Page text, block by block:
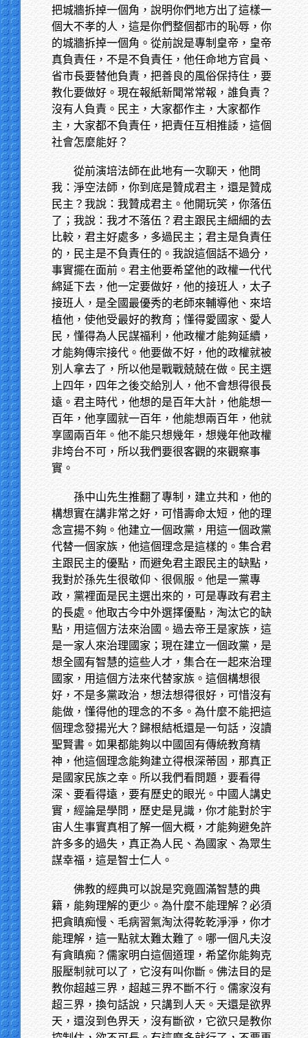
把城牆拆掉一個角，說明你們地方出了這樣一
個大不孝的人，這是你們整個都市的恥辱，你
的城牆拆掉一個角。從前說是專制皇帝，皇帝
真負責任，不是不負責任，他任命地方官員、
省市長要替他負責，把善良的風俗保持住，要
教化要做好。現在報紙新聞常常報，誰負責？
沒有人負責。民主，大家都作主，大家都作
主，大家都不負責任，把責任互相推諉，這個
社會怎麼能好？
從前演培法師在此地有一次聊天，他問
我：淨空法師，你到底是贊成君主，還是贊成
民主？我說：我贊成君主。他開玩笑，你落伍
了；我說：我才不落伍？君主跟民主細細的去
比較，君主好處多，多過民主；君主是負責任
的，民主是不負責任的。我說這個話不過分，
事實擺在面前。君主他要希望他的政權一代代
綿延下去，他一定要做好，他的接班人，太子
接班人，是全國最優秀的老師來輔導他、來培
植他，使他受最好的教育；懂得愛國家、愛人
民，懂得為人民謀福利，他政權才能夠延續，
才能夠傳宗接代。他要做不好，他的政權就被
別人拿去了，所以他是戰戰兢兢在做。民主選
上四年，四年之後交給別人，他不會想得很長
遠。君主時代，他想的是百年大計，他能想一
百年，他享國就一百年，他能想兩百年，他就
享國兩百年。他不能只想幾年，想幾年他政權
非垮台不可，所以我們要很客觀的來觀察事
實。
孫中山先生推翻了專制，建立共和，他的
構想實在講非常之好，可惜壽命太短，他的理
念宣揚不夠。他建立一個政黨，用這一個政黨
代替一個家族，他這個理念是這樣的。集合君
主跟民主的優點，而避免君主跟民主的缺點，
我對於孫先生很敬仰、很佩服。他是一黨專
政，黨裡面是民主選出來的，可是專政有君主
的長處。他取古今中外選擇優點，淘汰它的缺
點，用這個方法來治國。過去帝王是家族，這
是一家人來治理國家；現在建立一個政黨，是
想全國有智慧的這些人才，集合在一起來治理
國家，用這個方法來代替家族。這個構想很
好，不是多黨政治，想法想得很好，可惜沒有
能做，懂得他的理念的不多。為什麼不能把這
個理念發揚光大？歸根結柢還是一句話，沒讀
聖賢書。如果都能夠以中國固有傳統教育精
神，他這個理念能夠建立得根深蒂固，那真正
是國家民族之幸。所以我們看問題，要看得
深、要看得遠，要有歷史的眼光。中國人講史
實，經論是學問，歷史是見識，你才能對於宇
宙人生事實真相了解一個大概，才能夠避免許
許多多的過失，真正為人民、為國家、為眾生
謀幸福，這是智士仁人。
佛教的經典可以說是究竟圓滿智慧的典
籍，能夠理解的更少。為什麼不能理解？必須
把貪瞋痴慢、毛病習氣淘汰得乾乾淨淨，你才
能理解，這一點就太難太難了。哪一個凡夫沒
有貪瞋痴？儒家明白這個道理，希望你能夠克
服壓制就可以了，它沒有叫你斷。佛法目的是
教你超越三界，超越三界不斷不行。儒家沒有
超三界，換句話說，只講到人天。天還是欲界
天，還沒到色界天，沒有斷欲，它欲只是教你